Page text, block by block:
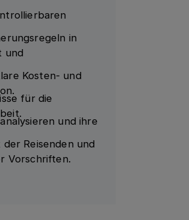
in
und
Kosten- und
für die
und ihre
Reisenden und
Vorschriften.